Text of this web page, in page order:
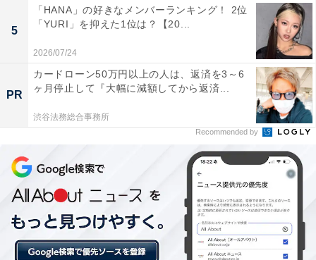
第2位：『よくおごってくれる綺麗なお姉さん』
（2018年）
第2位は、『よくおごってくれる綺麗なお姉さん』でし
た。ソン・イェジンが演じるのは、親に結婚を急かされ
ている35歳のユン・ジナ役。チョン・ヘインが演じた年
下男性のソ・ジュニとの純愛を描いた恋愛ドラマです。
回答者からは、「大人の女性でありながら甘える感じが
とても可愛くて好きです（23歳女性）」「お姉さん役が
かわいかったので（23歳女性）」「どこにでもいそうな
女性像を演じるのが本当に上手で親しみが持てるからで
す（47歳女性）」「本当に隣に住んでたらめちゃくちゃ
5
「HANA」の好きなメンバーランキング！ 2位
「YURI」を抑えた1位は？【20...
2026/07/24
PR
カードローン50万円以上の人は、返済を3～6
ヶ月停止して『大幅に減額してから返済...
渋谷法務総合事務所
Recommended by